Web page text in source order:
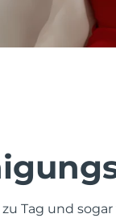
Tag und